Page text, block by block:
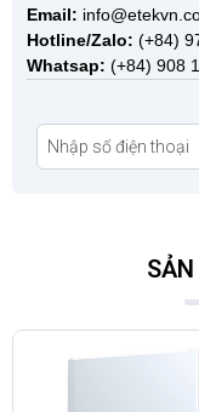
Email:
Hotline/Zalo: (+84)
Whatsap: (+84) 908